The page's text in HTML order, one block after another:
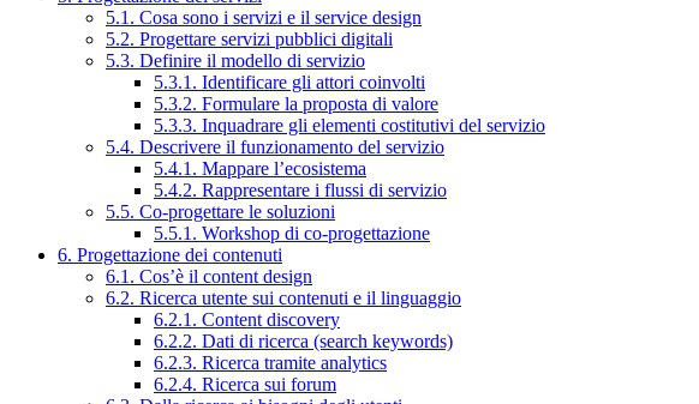
5.1. Cosa sono i servizi e il service design
5.2. Progettare servizi pubblici digitali
5.3. Definire il modello di servizio
5.3.1. Identificare gli attori coinvolti
5.3.2. Formulare la proposta di valore
5.3.3. Inquadrare gli elementi costitutivi del servizio
5.4. Descrivere il funzionamento del servizio
5.4.1. Mappare l’ecosistema
5.4.2. Rappresentare i flussi di servizio
5.5. Co-progettare le soluzioni
5.5.1. Workshop di co-progettazione
6. Progettazione dei contenuti
6.1. Cos’è il content design
6.2. Ricerca utente sui contenuti e il linguaggio
6.2.1. Content discovery
6.2.2. Dati di ricerca (search keywords)
6.2.3. Ricerca tramite analytics
6.2.4. Ricerca sui forum